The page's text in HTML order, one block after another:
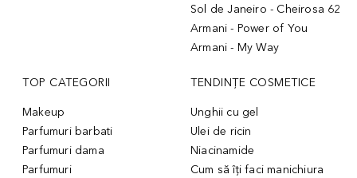
Sol de Janeiro - Cheirosa 62
Armani - Power of You
Armani - My Way
TOP CATEGORII
Makeup
Parfumuri barbati
Parfumuri dama
Parfumuri
TENDINȚE COSMETICE
Unghii cu gel
Ulei de ricin
Niacinamide
Cum să îți faci manichiura